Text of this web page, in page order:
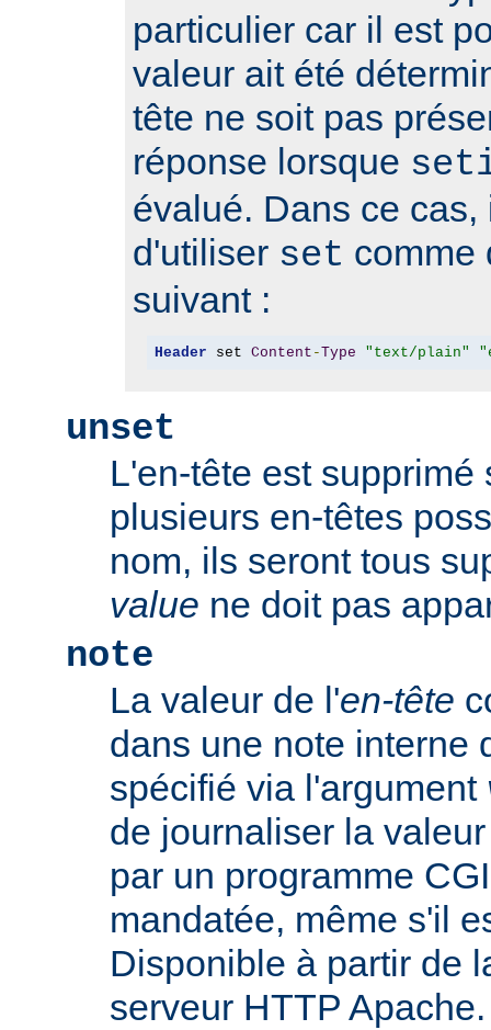
particulier car il est
valeur ait été
tête ne soit pas
réponse lorsque
évalué. Dans ce
d'utiliser set comme
suivant :
Header set Content -Type "text/plain"
unset
L'en-tête est supprimé
plusieurs en-têtes
nom, ils seront tous
value ne doit pas
note
La valeur de l'en-tête
dans une note interne
spécifié via l'argument
de journaliser la
par un programme
mandatée, même s'il
Disponible à partir de
serveur HTTP Apache.